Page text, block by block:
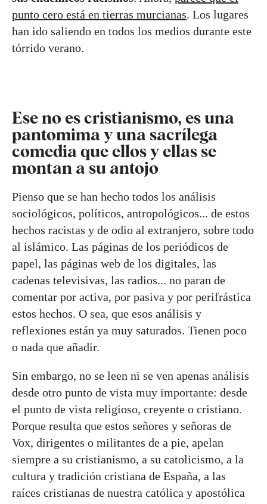
punto cero está en tierras murcianas. Los lugares
han ido saliendo en todos los medios durante este
tórrido verano.
Ese no es cristianismo, es una
pantomima y una sacrílega
comedia que ellos y ellas se
montan a su antojo
Pienso que se han hecho todos los análisis
sociológicos, políticos, antropológicos... de estos
hechos racistas y de odio al extranjero, sobre todo
al islámico. Las páginas de los periódicos de
papel, las páginas web de los digitales, las
cadenas televisivas, las radios... no paran de
comentar por activa, por pasiva y por perifrástica
estos hechos. O sea, que esos análisis y
reflexiones están ya muy saturados. Tienen poco
o nada que añadir.
Sin embargo, no se leen ni se ven apenas análisis
desde otro punto de vista muy importante: desde
el punto de vista religioso, creyente o cristiano.
Porque resulta que estos señores y señoras de
Vox, dirigentes o militantes de a pie, apelan
siempre a su cristianismo, a su catolicismo, a la
cultura y tradición cristiana de España, a las
raíces cristianas de nuestra católica y apostólica